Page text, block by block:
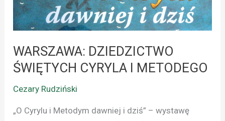
WARSZAWA: DZIEDZICTWO
ŚWIĘTYCH CYRYLA I METODEGO
Cezary Rudziński
„O Cyrylu i Metodym dawniej i dziś” – wystawę
METODEGO